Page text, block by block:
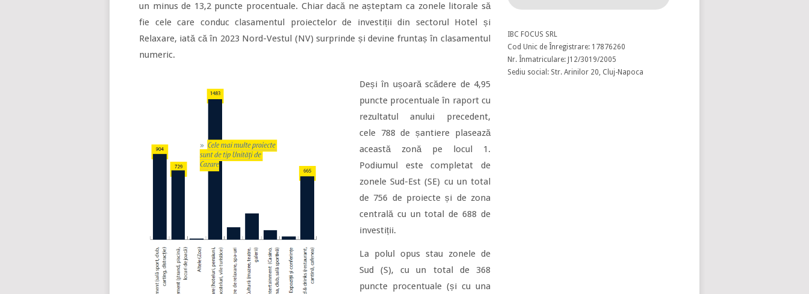
un minus de 13,2 puncte procentuale. Chiar dacă ne așteptam ca zonele litorale să
fie cele care conduc clasamentul proiectelor de investiții din sectorul Hotel și
Relaxare, iată că în 2023 Nord-Vestul (NV) surprinde și devine fruntaș în clasamentul
numeric.
Deși în ușoară scădere de 4,95
puncte procentuale în raport cu
rezultatul anului precedent,
cele 788 de șantiere plasează
această zonă pe locul 1.
Podiumul este completat de
zonele Sud-Est (SE) cu un total
de 756 de proiecte și de zona
centrală cu un total de 688 de
investiții.
La polul opus stau zonele de
Sud (S), cu un total de 368
puncte procentuale (și cu una
IBC FOCUS SRL
Cod Unic de Înregistrare: 17876260
Nr. Înmatriculare: J12/3019/2005
Sediu social: Str. Arinilor 20, Cluj-Napoca